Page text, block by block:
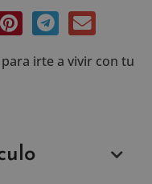
irte a vivir con tu